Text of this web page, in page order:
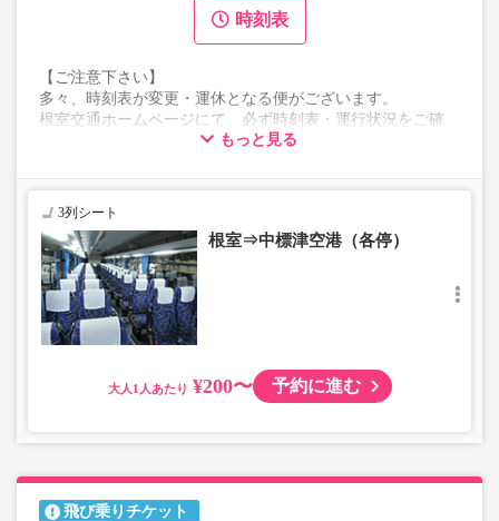
時刻表
【ご注意下さい】
多々、時刻表が変更・運休となる便がございます。
根室交通ホームページにて、必ず時刻表・運行状況をご確
もっと見る
3列シート
根室⇒中標津空港（各停）
大人 ¥200〜 予約に進む
飛び乗りチケット